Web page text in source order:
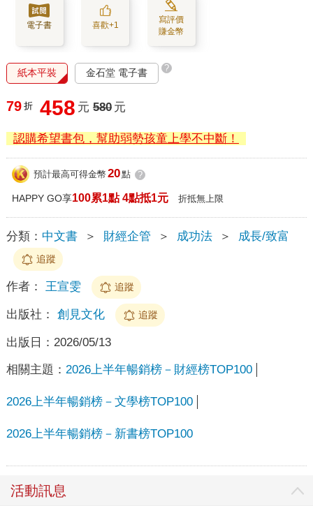
電子書 喜歡+1
寫評價
賺金幣
紙本平裝 金石堂 電子書 ?
79 折 458 元 580 元
認購希望書包，幫助弱勢孩童上學不中斷！
預計最高可得金幣 20點 ?
HAPPY GO享100累1點 4點抵1元 折抵無上限
分類： 中文書 ＞ 財經企管 ＞ 成功法 ＞ 成長/致富
追蹤
作者： 王宣雯 追蹤
出版社： 創見文化 追蹤
出版日： 2026/05/13
相關主題： 2026上半年暢銷榜－財經榜TOP100
2026上半年暢銷榜－文學榜TOP100
2026上半年暢銷榜－新書榜TOP100
活動訊息